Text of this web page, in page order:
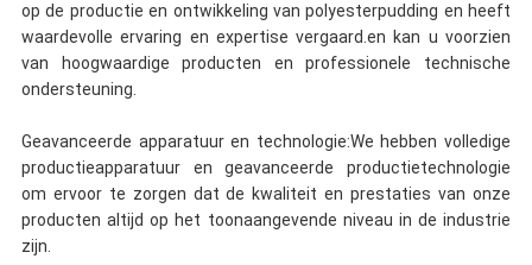
op de productie en ontwikkeling van polyesterpudding en heeft
waardevolle ervaring en expertise vergaard.en kan u voorzien
van hoogwaardige producten en professionele technische
ondersteuning.
Geavanceerde apparatuur en technologie:We hebben volledige
productieapparatuur en geavanceerde productietechnologie
om ervoor te zorgen dat de kwaliteit en prestaties van onze
producten altijd op het toonaangevende niveau in de industrie
zijn.